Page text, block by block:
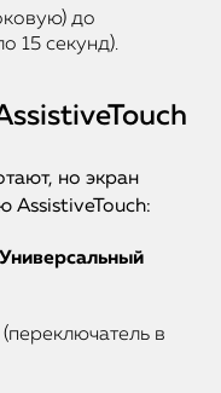
до
15 секунд).
но экран
AssistiveTouch:
(переключатель в